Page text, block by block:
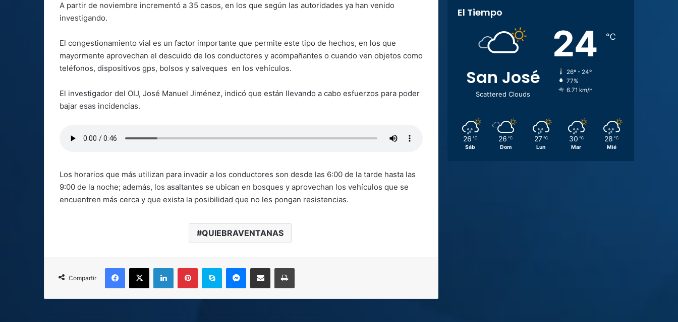
A partir de noviembre incrementó a 35 casos, en los que según las autoridades ya han venido
investigando.
El congestionamiento vial es un factor importante que permite este tipo de hechos, en los que
mayormente aprovechan el descuido de los conductores y acompañantes o cuando ven objetos como
teléfonos, dispositivos gps, bolsos y salveques en los vehículos.
El investigador del OIJ, José Manuel Jiménez, indicó que están llevando a cabo esfuerzos para poder
bajar esas incidencias.
Los horarios que más utilizan para invadir a los conductores son desde las 6:00 de la tarde hasta las
9:00 de la noche; además, los asaltantes se ubican en bosques y aprovechan los vehículos que se
encuentren más cerca y que exista la posibilidad que no les pongan resistencias.
QUIEBRAVENTANAS
Compartir
Facebook
X LinkedInPinterestSkype MessengerCompartir por correo electrónicoImprimir
El Tiempo
San José
Scattered Clouds
24 ℃
26º - 24º
77%
6.71 km/h
26 ℃
Sáb
26 ℃
Dom
27 ℃
Lun
30 ℃
Mar
28 ℃
Mié